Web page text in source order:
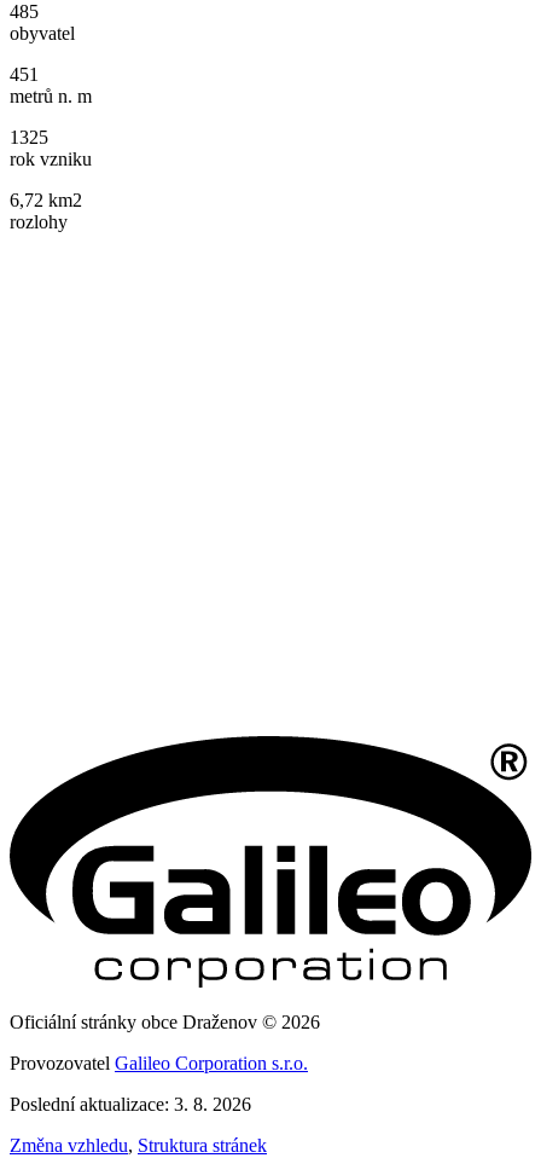
485
obyvatel
451
metrů n. m
1325
rok vzniku
6,72 km2
rozlohy
Oficiální stránky obce Draženov © 2026
Provozovatel Galileo Corporation s.r.o.
Poslední aktualizace: 3. 8. 2026
Změna vzhledu, Struktura stránek